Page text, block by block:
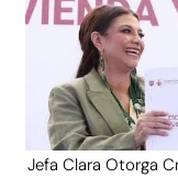
Jefa Clara Otorga